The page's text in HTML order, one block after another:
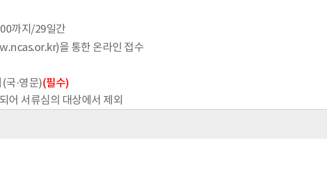
까지/29일간
을 통한 온라인 접수
국·영문)(필수)
어 서류심의 대상에서 제외